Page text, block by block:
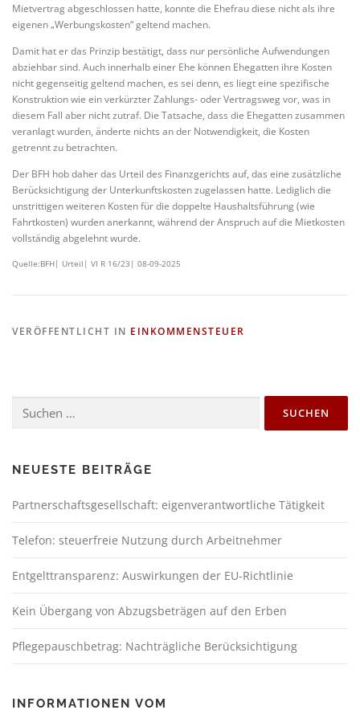
Mietvertrag abgeschlossen hatte, konnte die Ehefrau diese nicht als ihre
eigenen „Werbungskosten“ geltend machen.
Damit hat er das Prinzip bestätigt, dass nur persönliche Aufwendungen
abziehbar sind. Auch innerhalb einer Ehe können Ehegatten ihre Kosten
nicht gegenseitig geltend machen, es sei denn, es liegt eine spezifische
Konstruktion wie ein verkürzter Zahlungs- oder Vertragsweg vor, was in
diesem Fall aber nicht zutraf. Die Tatsache, dass die Ehegatten zusammen
veranlagt wurden, änderte nichts an der Notwendigkeit, die Kosten
getrennt zu betrachten.
Der BFH hob daher das Urteil des Finanzgerichts auf, das eine zusätzliche
Berücksichtigung der Unterkunftskosten zugelassen hatte. Lediglich die
unstrittigen weiteren Kosten für die doppelte Haushaltsführung (wie
Fahrtkosten) wurden anerkannt, während der Anspruch auf die Mietkosten
vollständig abgelehnt wurde.
Quelle:BFH| Urteil| VI R 16/23| 08-09-2025
VERÖFFENTLICHT IN EINKOMMENSTEUER
NEUESTE BEITRÄGE
Partnerschaftsgesellschaft: eigenverantwortliche Tätigkeit
Telefon: steuerfreie Nutzung durch Arbeitnehmer
Entgelttransparenz: Auswirkungen der EU-Richtlinie
Kein Übergang von Abzugsbeträgen auf den Erben
Pflegepauschbetrag: Nachträgliche Berücksichtigung
INFORMATIONEN VOM